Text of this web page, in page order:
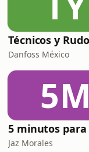
Danfoss México
5M
Jaz Morales